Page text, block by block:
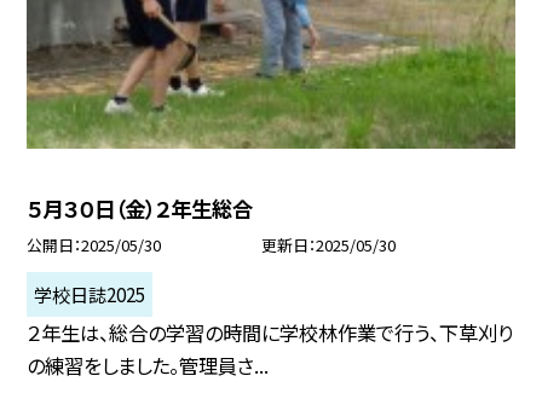
５月３０日（金）２年生総合
公開日 2025/05/30 更新日 2025/05/30
学校日誌2025
２年生は、総合の学習の時間に学校林作業で行う、下草刈り
の練習をしました。管理員さ...